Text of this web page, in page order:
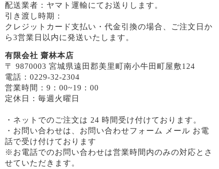
配送業者：ヤマト運輸にてお送りします。
引き渡し時期：
クレジットカード支払い・代金引換の場合、ご注文日か
ら3営業日以内に発送いたします。
有限会社 齋林本店
〒 9870003 宮城県遠田郡美里町南小牛田町屋敷124
電話：0229-32-2304
営業時間：9：00~19：00
定休日：毎週火曜日
・ネットでのご注文は 24 時間受け付けております。
・お問い合わせは、お問い合わせフォーム メール お電
話で受け付けております
※お電話でのお問い合わせは営業時間内のみの対応とさ
せていただきます。